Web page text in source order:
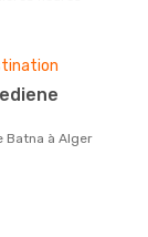
Batna à Alger